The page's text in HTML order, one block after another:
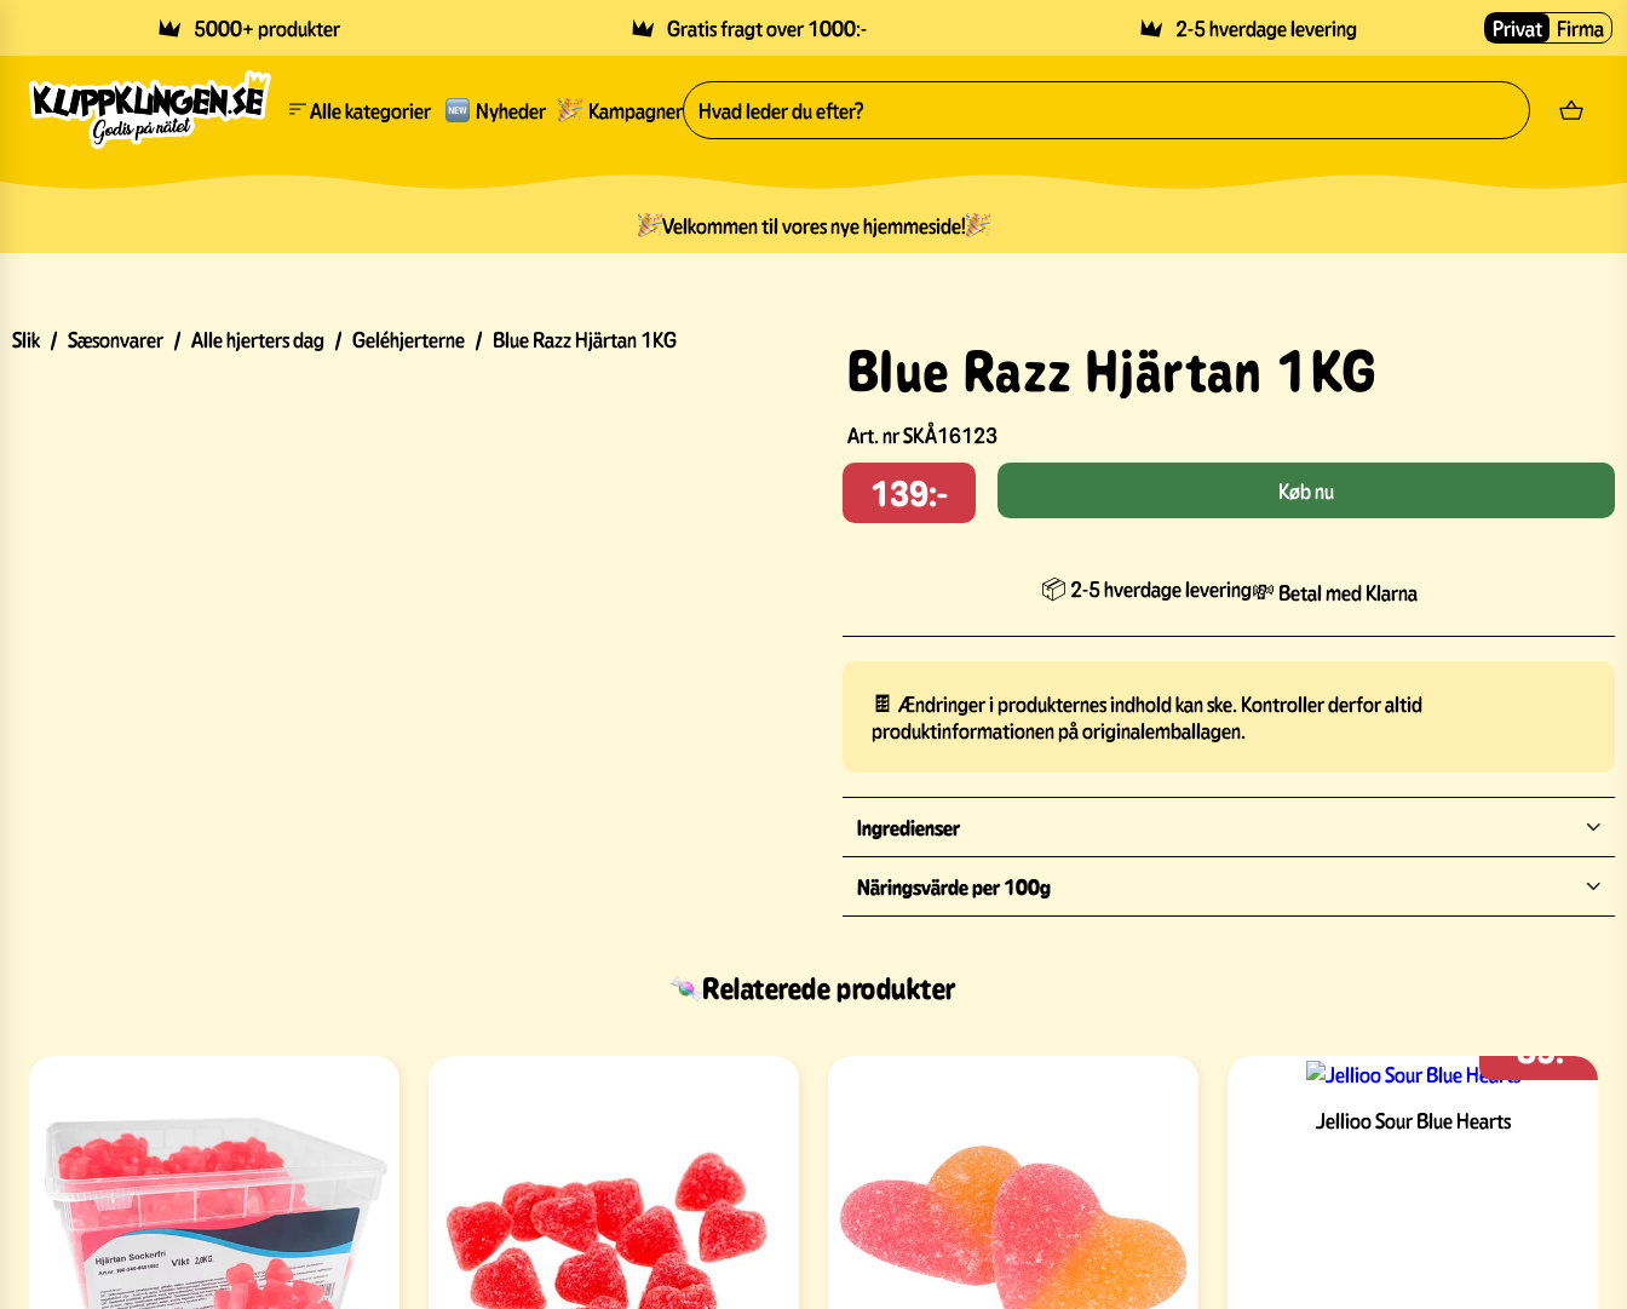
5000+ produkter Gratis fragt over 1000:- 2-5 hverdage levering Privat Firma
Alle kategorier Nyheder Kampagner
Velkommen til vores nye hjemmeside!
Slik / Sæsonvarer / Alle hjerters dag / Geléhjerterne / Blue Razz Hjärtan 1KG Blue Razz Hjärtan 1KG
Art. nrSKÅ16123
139:- Køb nu
📦 2-5 hverdage levering💸 Betal med Klarna
🍫 Ændringer i produkternes indhold kan ske. Kontroller derfor altid
produktinformationen på originalemballagen.
Ingredienser
Näringsvärde per 100g
Relaterede produkter
Jellioo Sour Blue Hearts
89:-